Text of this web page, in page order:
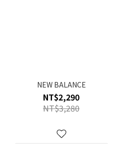
NEW BALANCE
NT$2,290
NT$3,280